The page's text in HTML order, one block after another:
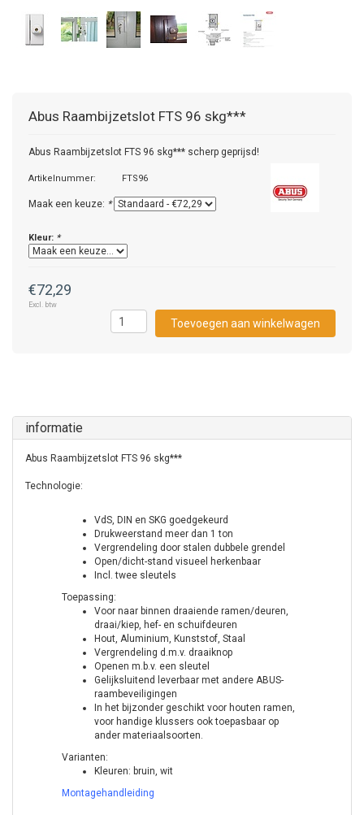
Abus Raambijzetslot FTS 96 skg***
Abus Raambijzetslot FTS 96 skg*** scherp geprijsd!
Artikelnummer: FTS96
Maak een keuze: *
Kleur: *
€72,29
Excl. btw
Toevoegen aan winkelwagen
informatie
Abus Raambijzetslot FTS 96 skg***
Technologie:
VdS, DIN en SKG goedgekeurd
Drukweerstand meer dan 1 ton
Vergrendeling door stalen dubbele grendel
Open/dicht-stand visueel herkenbaar
Incl. twee sleutels
Toepassing:
Voor naar binnen draaiende ramen/deuren,
draai/kiep, hef- en schuifdeuren
Hout, Aluminium, Kunststof, Staal
Vergrendeling d.m.v. draaiknop
Openen m.b.v. een sleutel
Gelijksluitend leverbaar met andere ABUS-
raambeveiligingen
In het bijzonder geschikt voor houten ramen,
voor handige klussers ook toepasbaar op
ander materiaalsoorten.
Varianten:
Kleuren: bruin, wit
Montagehandleiding